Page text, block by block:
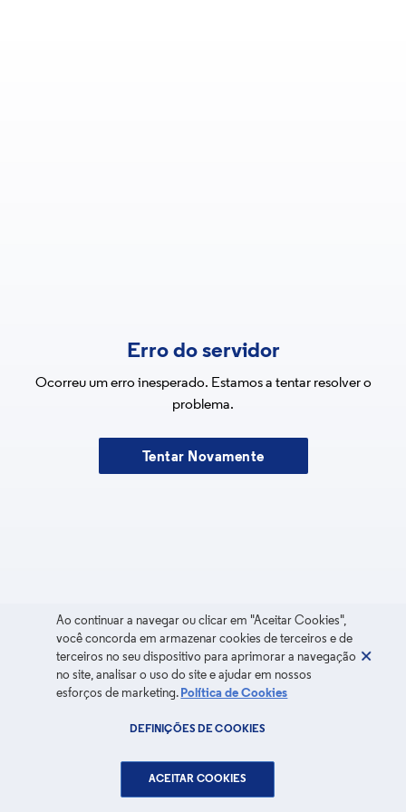
Erro do servidor
Ocorreu um erro inesperado. Estamos a tentar resolver o
problema.
Tentar Novamente
Ao continuar a navegar ou clicar em "Aceitar Cookies",
você concorda em armazenar cookies de terceiros e de
terceiros no seu dispositivo para aprimorar a navegação
no site, analisar o uso do site e ajudar em nossos
esforços de marketing. Política de Cookies
DEFINIÇÕES DE COOKIES
ACEITAR COOKIES